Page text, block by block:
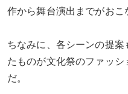
作から舞台演出までがおこ
ちなみに、各シーンの提
たものが文化祭のファッ
だ。